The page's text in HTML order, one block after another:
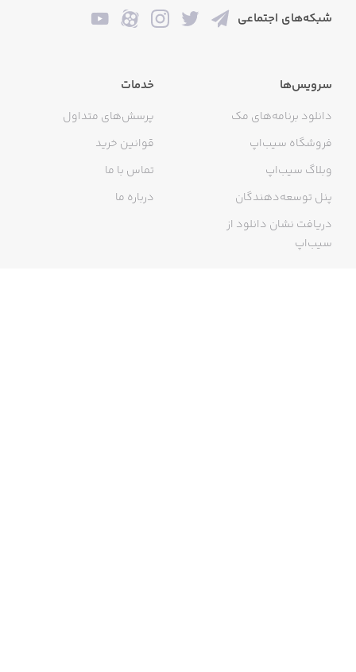
شبکه‌های اجتماعی
سرویس‌ها
دانلود برنامه‌های مک
فروشگاه سیب‌اپ
وبلاگ سیب‌اپ
پنل توسعه‌دهندگان
دریافت نشان دانلود از
سیب‌اپ
خدمات
پرسش‌های متداول
قوانین خرید
تماس با ما
درباره ما